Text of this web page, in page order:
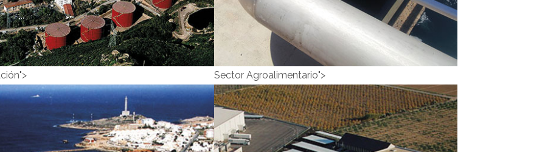
Industria
Energética">Industria
Energética
INDUSTRIA ENERGÉTICA
Obra hidráulica">Obra
hidráulica
OBRA HIDRÁULICA
Sector Agroalimentario">